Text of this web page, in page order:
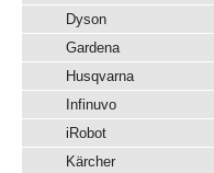
Dyson
Gardena
Husqvarna
Infinuvo
iRobot
Kärcher